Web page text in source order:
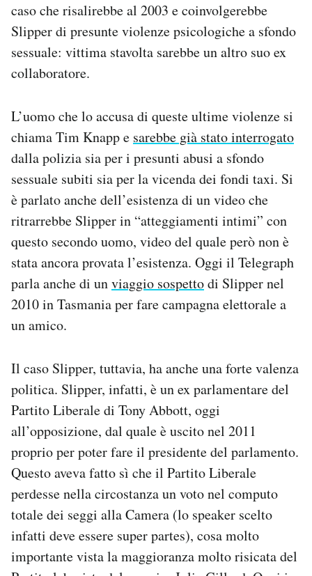
caso che risalirebbe al 2003 e coinvolgerebbe
Slipper di presunte violenze psicologiche a sfondo
sessuale: vittima stavolta sarebbe un altro suo ex
collaboratore.
L’uomo che lo accusa di queste ultime violenze si
chiama Tim Knapp e sarebbe già stato interrogato
dalla polizia sia per i presunti abusi a sfondo
sessuale subiti sia per la vicenda dei fondi taxi. Si
è parlato anche dell’esistenza di un video che
ritrarrebbe Slipper in “atteggiamenti intimi” con
questo secondo uomo, video del quale però non è
stata ancora provata l’esistenza. Oggi il Telegraph
parla anche di unviaggio sospettodi Slipper nel
2010 in Tasmania per fare campagna elettorale a
un amico.
Il caso Slipper, tuttavia, ha anche una forte valenza
politica. Slipper, infatti, è un ex parlamentare del
Partito Liberale di Tony Abbott, oggi
all’opposizione, dal quale è uscito nel 2011
proprio per poter fare il presidente del parlamento.
Questo aveva fatto sì che il Partito Liberale
perdesse nella circostanza un voto nel computo
totale dei seggi alla Camera (lo speaker scelto
infatti deve essere super partes), cosa molto
importante vista la maggioranza molto risicata del